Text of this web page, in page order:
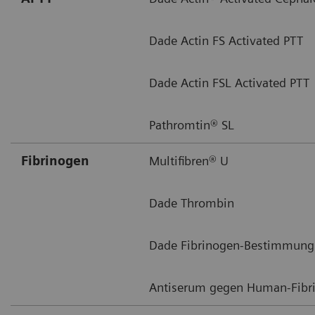
Dade Actin FS Activated PTT
Dade Actin FSL Activated PTT
Pathromtin® SL
Fibrinogen Multifibren® U
Dade Thrombin
Dade Fibrinogen-Bestimmung
Antiserum gegen Human-